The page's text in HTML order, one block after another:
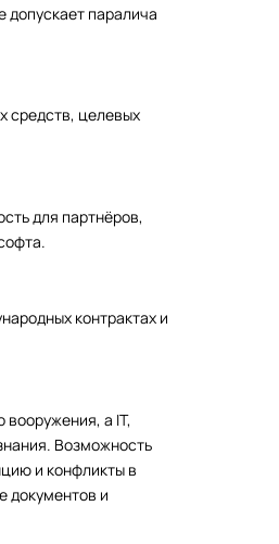
допускает паралича
средств, целевых
для партнёров,
контрактах и
а IT,
Возможность
и конфликты в
документов и